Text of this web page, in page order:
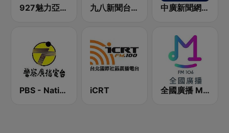
927魅力亞洲 Asia FM 亞洲電台 九八新聞台 News98 FM 98.1 中廣新聞網 BCC News Radio
PBS - National Transportation iCRT 全國廣播 MRadio